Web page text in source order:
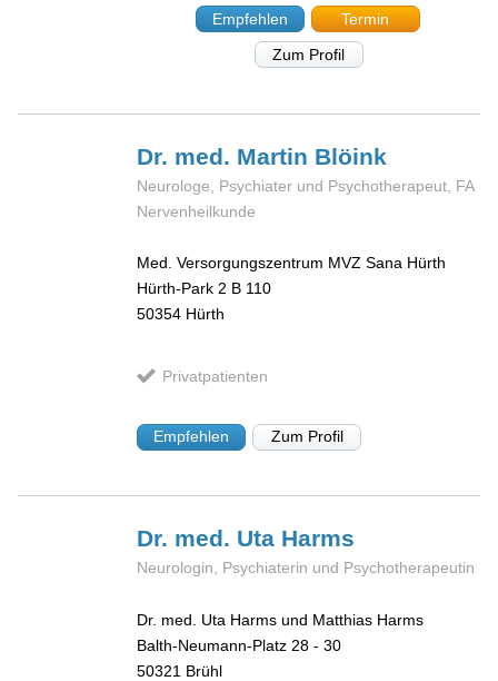
Empfehlen
Termin
Zum Profil
Dr. med. Martin Blöink
Neurologe, Psychiater und Psychotherapeut, FA
Nervenheilkunde
Med. Versorgungszentrum MVZ Sana Hürth
Hürth-Park 2 B 110
50354 Hürth
Privatpatienten
Empfehlen Zum Profil
Dr. med. Uta Harms
Neurologin, Psychiaterin und Psychotherapeutin
Dr. med. Uta Harms und Matthias Harms
Balth-Neumann-Platz 28 - 30
50321 Brühl